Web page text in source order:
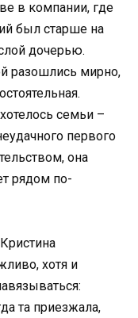
в компании, где
был старше на
дочерью.
разошлись мирно,
семьи –
первого
она
рядом по-
хотя и
та приезжала,